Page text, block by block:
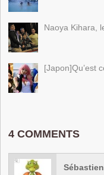
Naoya Kihara,
[Japon]Qu’est
4 COMMENTS
Sébastien